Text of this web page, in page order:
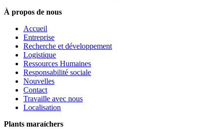
À propos de nous
Accueil
Entreprise
Recherche et développement
Logistique
Ressources Humaines
Responsabilité sociale
Nouvelles
Contact
Travaille avec nous
Localisation
Plants maraíchers